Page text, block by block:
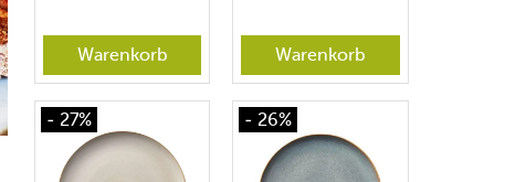
Warenkorb Warenkorb
- 27% - 26%